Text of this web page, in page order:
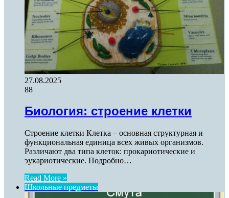
27.08.2025
88
Биология: строение клетки
Строение клетки Клетка – основная структурная и
функциональная единица всех живых организмов.
Различают два типа клеток: прокариотические и
эукариотические. Подробно…
Read More »
Школьные предметы